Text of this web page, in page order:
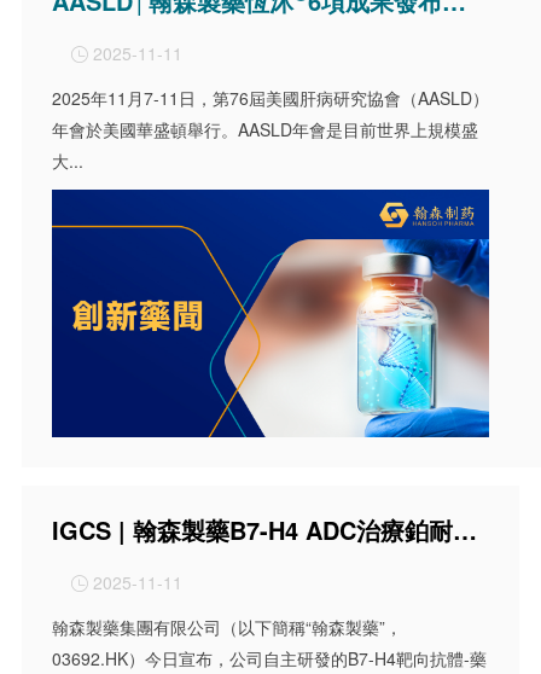
 2025-11-11
2025年11月7-11日，第76屆美國肝病研究協會（AASLD）
年會於美國華盛頓舉行。AASLD年會是目前世界上規模盛
大...
IGCS | 翰森製藥B7-H4 ADC治療鉑耐葯卵巢癌Ⅱ期研究結果入選口頭報告
 2025-11-11
翰森製藥集團有限公司（以下簡稱“翰森製藥”，
03692.HK）今日宣布，公司自主研發的B7-H4靶向抗體-藥